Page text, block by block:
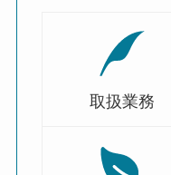
取扱業務